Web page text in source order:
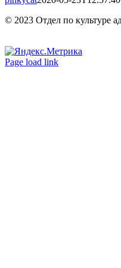
© 2023 Отдел по культуре
Вконтакте
Одноклассники
Page load link